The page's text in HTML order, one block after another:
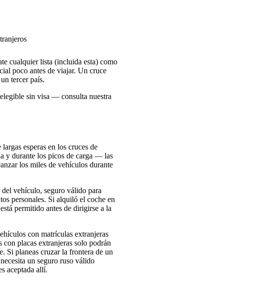
cualquier lista (incluida esta) como
poco antes de viajar. Un cruce
tercer país.
sin visa — consulta nuestra
esperas en los cruces de
y durante los picos de carga — las
los miles de vehículos durante
vehículo, seguro válido para
personales. Si alquiló el coche en
permitido antes de dirigirse a la
con matrículas extranjeras
placas extranjeras solo podrán
Si planeas cruzar la frontera de un
un seguro ruso válido
aceptada allí.